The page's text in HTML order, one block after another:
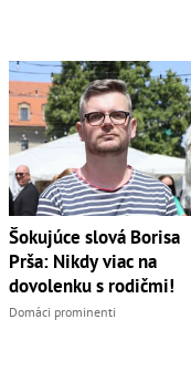
Šokujúce slová Borisa
Prša: Nikdy viac na
dovolenku s rodičmi!
Domáci prominenti